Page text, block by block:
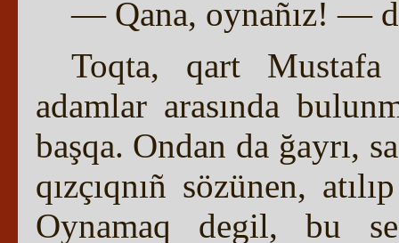
— Qana, oynañız! —
Toqta, qart
adamlar arasında
başqa. Ondan da ğayrı,
qızçıqnıñ sözünen,
Oynamaq degil, bu